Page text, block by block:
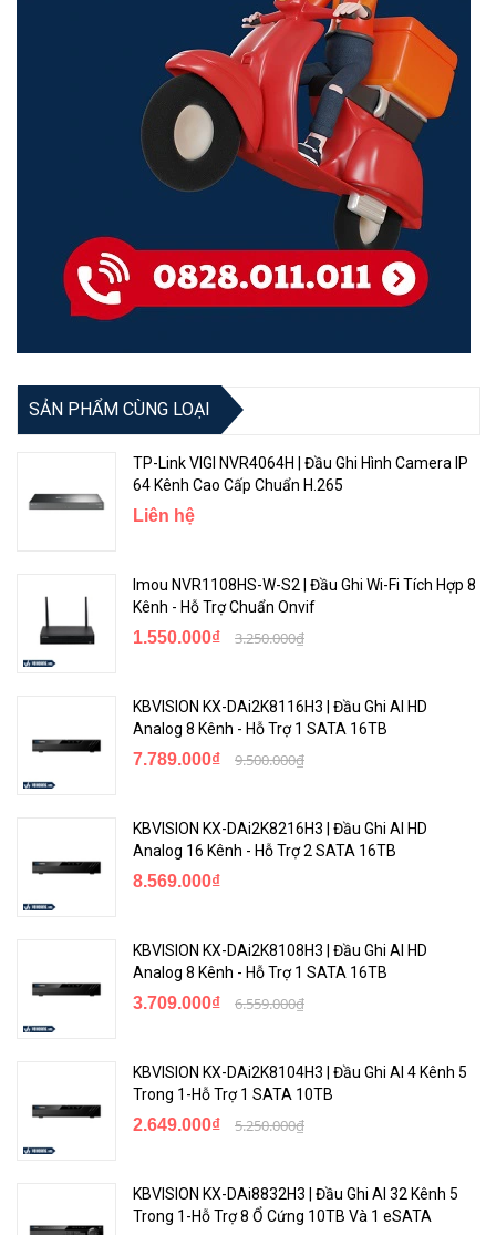
SẢN PHẨM CÙNG LOẠI
TP-Link VIGI NVR4064H | Đầu Ghi Hình Camera IP
64 Kênh Cao Cấp Chuẩn H.265
Liên hệ
Imou NVR1108HS-W-S2 | Đầu Ghi Wi-Fi Tích Hợp 8
Kênh - Hỗ Trợ Chuẩn Onvif
1.550.000₫ 3.250.000₫
KBVISION KX-DAi2K8116H3 | Đầu Ghi AI HD
Analog 8 Kênh - Hỗ Trợ 1 SATA 16TB
7.789.000₫ 9.500.000₫
KBVISION KX-DAi2K8216H3 | Đầu Ghi AI HD
Analog 16 Kênh - Hỗ Trợ 2 SATA 16TB
8.569.000₫
KBVISION KX-DAi2K8108H3 | Đầu Ghi AI HD
Analog 8 Kênh - Hỗ Trợ 1 SATA 16TB
3.709.000₫ 6.559.000₫
KBVISION KX-DAi2K8104H3 | Đầu Ghi AI 4 Kênh 5
Trong 1-Hỗ Trợ 1 SATA 10TB
2.649.000₫ 5.250.000₫
KBVISION KX-DAi8832H3 | Đầu Ghi AI 32 Kênh 5
Trong 1-Hỗ Trợ 8 Ổ Cứng 10TB Và 1 eSATA